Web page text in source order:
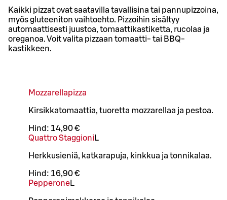
Kaikki pizzat ovat saatavilla tavallisina tai pannupizzoina,
myös gluteeniton vaihtoehto. Pizzoihin sisältyy
automaattisesti juustoa, tomaattikastiketta, rucolaa ja
oreganoa. Voit valita pizzaan tomaatti- tai BBQ-
kastikkeen.
Mozzarellapizza
Kirsikkatomaattia, tuoretta mozzarellaa ja pestoa.
Hind: 14,90 €
Quattro Staggioni L
Herkkusieniä, katkarapuja, kinkkua ja tonnikalaa.
Hind: 16,90 €
PepperoneL